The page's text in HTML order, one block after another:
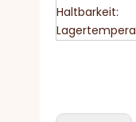
Haltbarkeit: